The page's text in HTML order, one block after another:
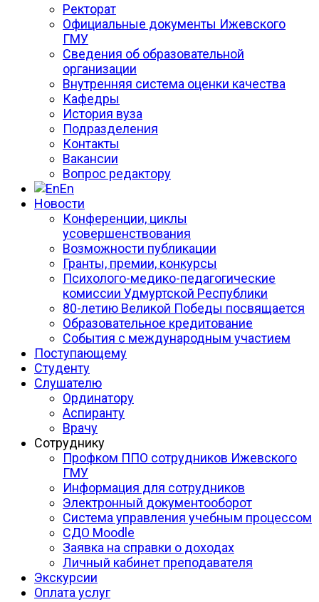
Ректорат
Официальные документы Ижевского
ГМУ
Сведения об образовательной
организации
Внутренняя система оценки качества
Кафедры
История вуза
Подразделения
Контакты
Вакансии
Вопрос редактору
En
Новости
Конференции, циклы
усовершенствования
Возможности публикации
Гранты, премии, конкурсы
Психолого-медико-педагогические
комиссии Удмуртской Республики
80-летию Великой Победы посвящается
Образовательное кредитование
События с международным участием
Поступающему
Студенту
Слушателю
Ординатору
Аспиранту
Врачу
Сотруднику
Профком ППО сотрудников Ижевского
ГМУ
Информация для сотрудников
Электронный документооборот
Система управления учебным процессом
СДО Moodle
Заявка на справки о доходах
Личный кабинет преподавателя
Экскурсии
Оплата услуг